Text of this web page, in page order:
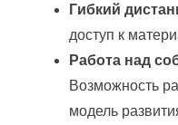
Гибкий
доступ к
Работа над
Возможность
модель